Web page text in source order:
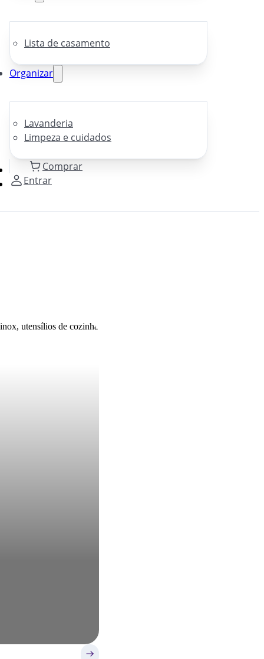
Lista de casamento
Organizar
Lavanderia
Limpeza e cuidados
Comprar
Entrar